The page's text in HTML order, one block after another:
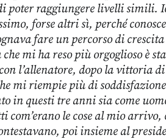
poter raggiungere livelli simili.
forse altri sì, perché
fare un percorso di crescita
mi ha reso più orgoglioso è
l’allenatore, dopo la vittoria
mi riempie più di
in questi tre anni sia come
le cose al mio arrivo,
poi insieme al